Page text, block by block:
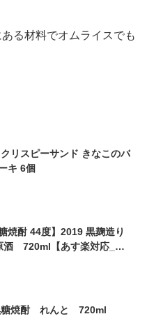
る材料でオムライスでも
リスピーサンド きなこのバ
キ 6個
焼酎 44度】2019 黒麹造り
酒 720ml【あす楽対応_北
_中国】【あす楽対応_四
_九州】【あす楽_土曜営
糖焼酎 れんと 720ml